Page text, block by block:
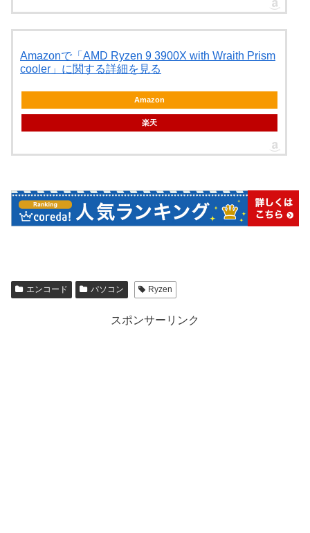
Amazonで「AMD Ryzen 9 3900X with Wraith Prism
cooler」に関する詳細を見る
Amazon
楽天
エンコード パソコン Ryzen
スポンサーリンク